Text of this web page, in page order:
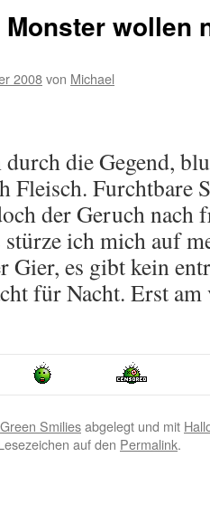
wollen
2008von Michael
die Gegend,
Fleisch. Furchtbare
der Geruch nach
ich mich auf
Gier, es gibt kein
für Nacht. Erst
Green Smiliesabgelegt und mit
auf den Permalink.